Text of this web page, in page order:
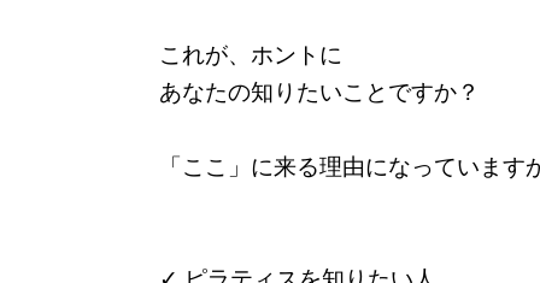
これが、ホントに
あなたの知りたいことですか？
「ここ」に来る理由になっています